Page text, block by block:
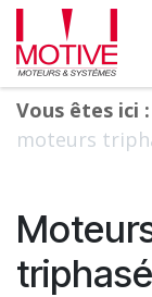
Se rendre au
Vous êtes ici :
moteurs